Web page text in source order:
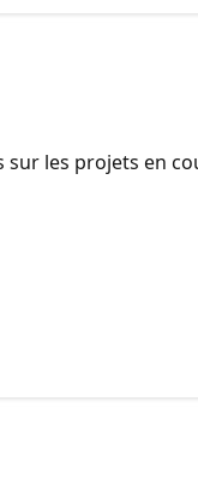
les projets en